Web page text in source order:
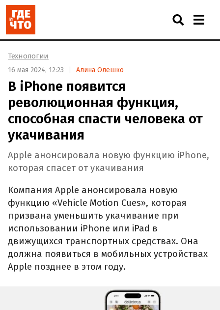
Технологии
16 мая 2024, 12:23 Алина Олешко
В iPhone появится
революционная функция,
способная спасти человека от
укачивания
Apple анонсировала новую функцию iPhone,
которая спасет от укачивания
Компания Apple анонсировала новую
функцию «Vehicle Motion Cues», которая
призвана уменьшить укачивание при
использовании iPhone или iPad в
движущихся транспортных средствах. Она
должна появиться в мобильных устройствах
Apple позднее в этом году.